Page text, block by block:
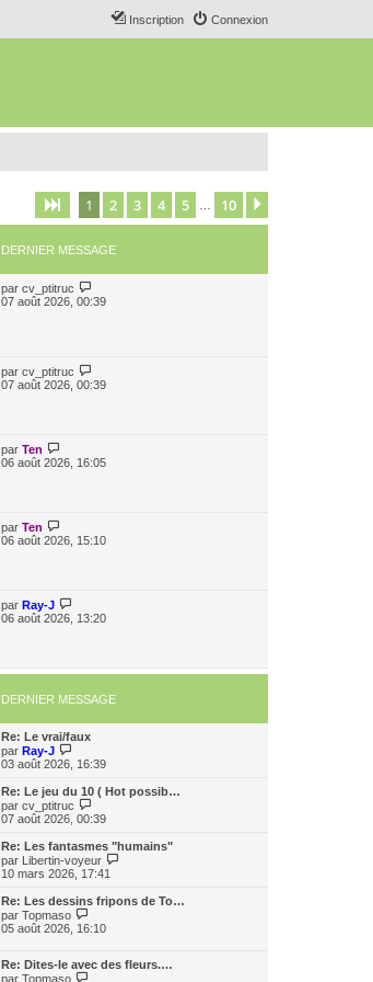
Connexion
Inscription
Page sur10
1 2 3 4 5 10
DERNIER MESSAGE
par cv_ptitruc
07 août 2026, 00:39
par cv_ptitruc
07 août 2026, 00:39
par Ten
06 août 2026, 16:05
par Ten
06 août 2026, 15:10
par Ray-J
06 août 2026, 13:20
DERNIER MESSAGE
Re: Le vrai/faux
par Ray-J
o
s
u
r
l
e
e
r
n
r
03 août 2026, 16:39
Re: Le jeu du 10 ( Hot possib…
par cv_ptitruc
o
s
u
l
t
e
r
l
e
e
07 août 2026, 00:39
Re: Les fantasmes "humains"
par Libertin-voyeur
s
r
10 mars 2026, 17:41
Re: Les dessins fripons de To…
par Topmaso
o
u
05 août 2026, 16:10
Re: Dites-le avec des fleurs.…
par Topmaso